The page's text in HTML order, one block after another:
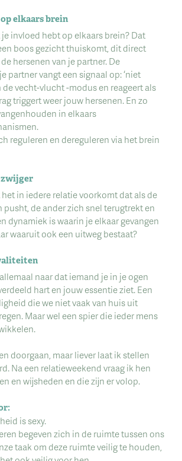
elkaars brein
invloed hebt op elkaars brein? Dat
boos gezicht thuiskomt, dit direct
hersenen van je partner. De
partner vangt een signaal op: ‘niet
de vecht-vlucht -modus en reageert als
triggert weer jouw hersenen. En zo
in elkaars
reguleren en dereguleren via het brein
zwijger
in iedere relatie voorkomt dat als de
pusht, de ander zich snel terugtrekt en
dynamiek is waarin je elkaar gevangen
waaruit ook een uitweg bestaat?
naar dat iemand je in je ogen
hart en jouw essentie ziet. Een
die we niet vaak van huis uit
Maar wel een spier die ieder mens
doorgaan, maar liever laat ik stellen
Na een relatieweekend vraag ik hen
en wijsheden en die zijn er volop.
is sexy.
begeven zich in de ruimte tussen ons
taak om deze ruimte veilig te houden,